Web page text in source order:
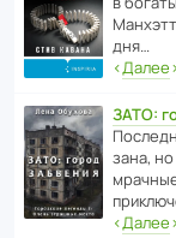
дня…
‹Далее›
ЗАТО:
зана,
‹Далее›